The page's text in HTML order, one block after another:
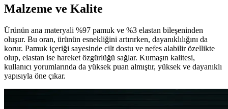
Malzeme ve Kalite
Ürünün ana materyali %97 pamuk ve %3 elastan bileşeninden
oluşur. Bu oran, ürünün esnekliğini artırırken, dayanıklılığını da
korur. Pamuk içeriği sayesinde cilt dostu ve nefes alabilir özellikte
olup, elastan ise hareket özgürlüğü sağlar. Kumaşın kalitesi,
kullanıcı yorumlarında da yüksek puan almıştır, yüksek ve dayanıklı
yapısıyla öne çıkar.